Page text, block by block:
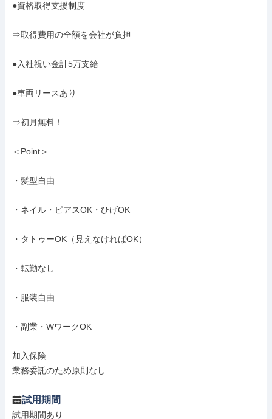
●資格取得支援制度
⇒取得費用の全額を会社が負担
●入社祝い金計5万支給
●車両リースあり
⇒初月無料！
＜Point＞
・髪型自由
・ネイル・ピアスOK・ひげOK
・タトゥーOK（見えなければOK）
・転勤なし
・服装自由
・副業・WワークOK
加入保険
業務委託のため原則なし
試用期間
試用期間あり